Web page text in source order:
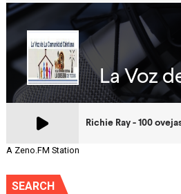
A Zeno.FM Station
SEARCH